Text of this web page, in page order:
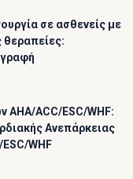
σε ασθενείς με
θεραπείες:
ACC/ESC/WHF:
Ανεπάρκειας
WHF